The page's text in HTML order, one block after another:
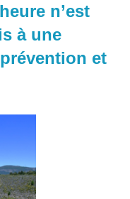
n’est
à une
et